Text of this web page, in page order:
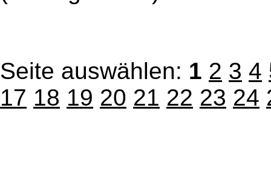
Seite auswählen: 1 2 3 4
17 18 19 20 21 22 23 24